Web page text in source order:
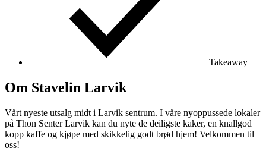
Takeaway
Om Stavelin Larvik
Vårt nyeste utsalg midt i Larvik sentrum. I våre nyoppussede lokaler
på Thon Senter Larvik kan du nyte de deiligste kaker, en knallgod
kopp kaffe og kjøpe med skikkelig godt brød hjem! Velkommen til
oss!